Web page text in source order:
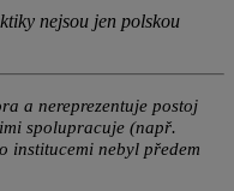
nejsou jen polskou
a nereprezentuje postoj
spolupracuje (např.
institucemi nebyl předem